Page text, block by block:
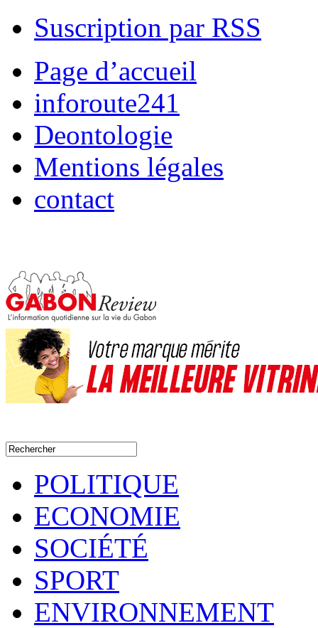
Suscription par RSS
Page d’accueil
inforoute241
Deontologie
Mentions légales
contact
POLITIQUE
ECONOMIE
SOCIÉTÉ
SPORT
ENVIRONNEMENT